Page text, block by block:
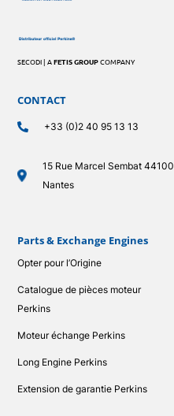
SECODI | AFETIS GROUPCOMPANY
Parts & Exchange Engines
Opter pour l’Origine
Catalogue de pièces moteur
Perkins
Moteur échange Perkins
Long Engine Perkins
Extension de garantie Perkins
CONTACT
+33 (0)2 40 95 13 13
15 Rue Marcel Sembat 44100
Nantes